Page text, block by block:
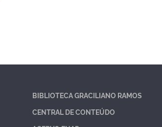
BIBLIOTECA GRACILIANO RAMOS
CENTRAL DE CONTEÚDO